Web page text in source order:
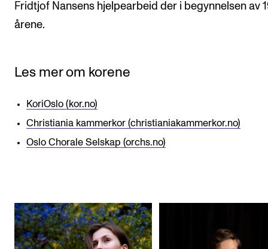
Fridtjof Nansens hjelpearbeid der i begynnelsen av
årene.
Les mer om korene
KoriOslo (kor.no)
Christiania kammerkor (christianiakammerkor.no)
Oslo Chorale Selskap (orchs.no)